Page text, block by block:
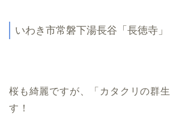
いわき市常磐下湯長谷「長徳寺」
桜も綺麗ですが、「カタクリの群
す！